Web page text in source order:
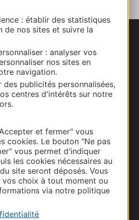
: établir des statistiques
de nos sites et suivre la
: analyser vos
nos sites en
navigation.
des publicités personnalisées,
centres d'intérêts sur notre
et fermer" vous
cookies. Le bouton "Ne pas
vous permet d'indiquer
les cookies nécessaires au
site seront déposés. Vous
choix à tout moment ou
via notre politique